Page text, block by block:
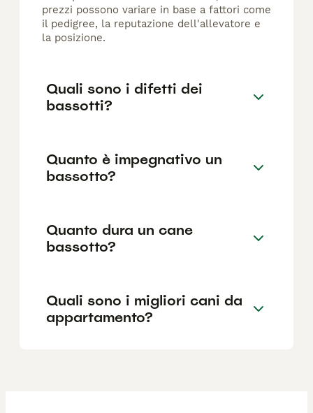
prezzi possono variare in base a fattori come
il pedigree, la reputazione dell'allevatore e
la posizione.
Quali sono i difetti dei
bassotti?
Quanto è impegnativo un
bassotto?
Quanto dura un cane
bassotto?
Quali sono i migliori cani da
appartamento?